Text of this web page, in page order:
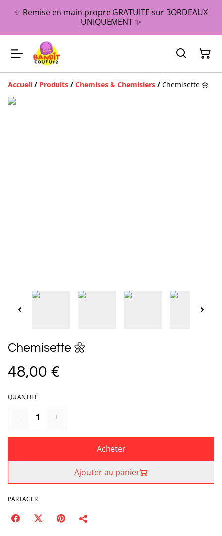
✨ Remise en main propre GRATUITE sur BORDEAUX
UNIQUEMENT ✨
Accueil / Produits / Chemises & Chemisiers / Chemisette 🌼
Chemisette 🌼
48,00 €
QUANTITÉ
Acheter
Ajouter au panier
PARTAGER